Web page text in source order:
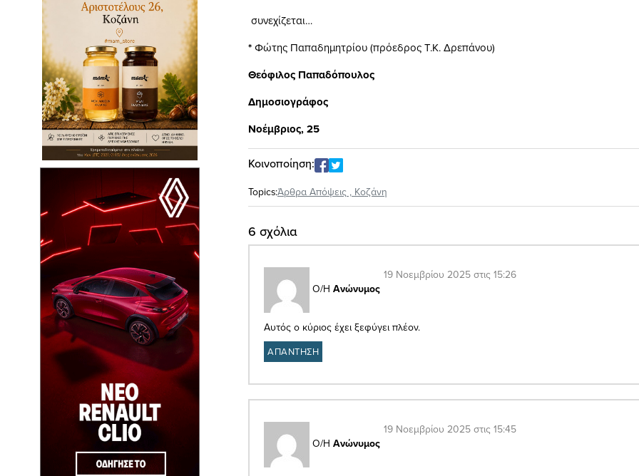
συνεχίζεται…
*Φώτης Παπαδημητρίου (πρόεδρος Τ.Κ. Δρεπάνου)
Θεόφιλος Παπαδόπουλος
Δημοσιογράφος
Νοέμβριος, 25
Κοινοποίηση:
Topics:Άρθρα Απόψεις , Κοζάνη
6 σχόλια
Ο/Η Ανώνυμος
19 Νοεμβρίου 2025 στις 15:26
Αυτός ο κύριος έχει ξεφύγει πλέον.
ΑΠΑΝΤΗΣΗ
Ο/Η Ανώνυμος
19 Νοεμβρίου 2025 στις 15:45